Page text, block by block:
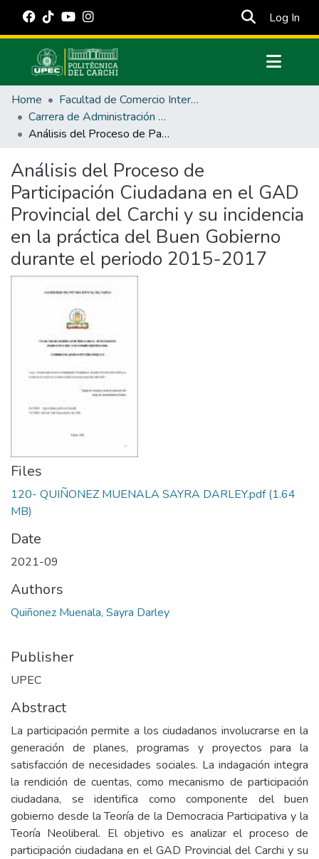
Log In
Communities & Collections
All of DSpace
Statistics
Estadísticas Externas
Manuales
Home
Facultad de Comercio Internacional, Integración, Administración y Economía Empresarial
Carrera de Administración Pública
Análisis del Proceso de Participación Ciudadana en el GAD Provincial del Carchi y su incidencia en la práctica del Buen Gobierno durante el periodo 2015-2017
Análisis del Proceso de
Participación Ciudadana en el GAD
Provincial del Carchi y su incidencia
en la práctica del Buen Gobierno
durante el periodo 2015-2017
Files
120- QUIÑONEZ MUENALA SAYRA DARLEY.pdf(1.64
MB)
Date
2021-09
Authors
Quiñonez Muenala, Sayra Darley
Publisher
UPEC
Abstract
La participación permite a los ciudadanos involucrarse en la
generación de planes, programas y proyectos para la
satisfacción de necesidades sociales. La indagación integra
la rendición de cuentas, como mecanismo de participación
ciudadana, se identifica como componente del buen
gobierno desde la Teoría de la Democracia Participativa y la
Teoría Neoliberal. El objetivo es analizar el proceso de
participación ciudadana en el GAD Provincial del Carchi y su